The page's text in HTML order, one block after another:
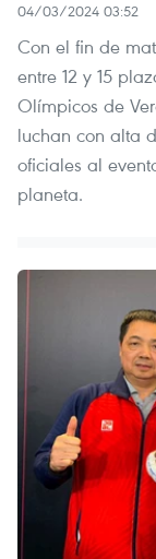
04/03/2024 03:52
Con el fin de
entre 12 y 15
Olímpicos de
luchan con alta
oficiales al
planeta.